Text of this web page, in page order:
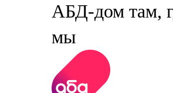
АБД-дом там,
мы